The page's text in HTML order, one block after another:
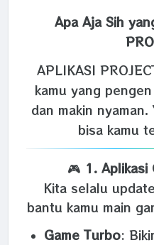
Apa Aja Sih
APLIKASI
kamu yang
dan makin
bisa kamu
🎮 1. Aplikasi
Kita selalu
bantu kamu main
Game Turbo: